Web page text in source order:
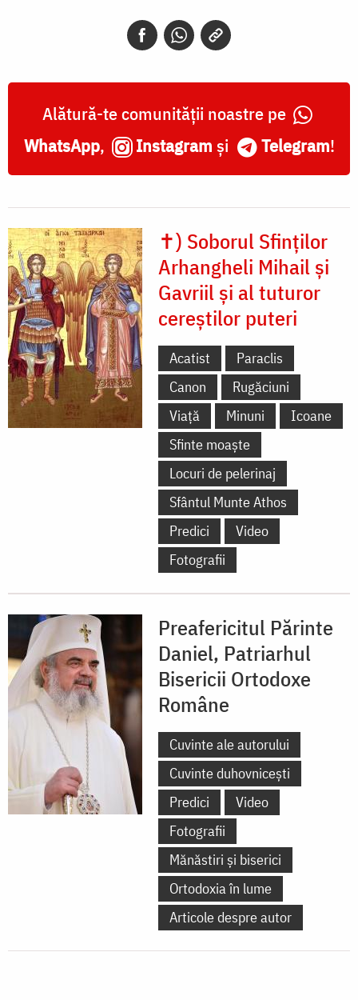
Alătură-te comunității noastre pe
WhatsApp, Instagram și Telegram!
✝) Soborul Sfinților
Arhangheli Mihail și
Gavriil și al tuturor
cereștilor puteri
Acatist
Paraclis
Canon
Rugăciuni
Viață
Minuni
Icoane
Sfinte moaște
Locuri de pelerinaj
Sfântul Munte Athos
Predici
Video
Fotografii
Preafericitul Părinte
Daniel, Patriarhul
Bisericii Ortodoxe
Române
Cuvinte ale autorului
Cuvinte duhovnicești
Predici
Video
Fotografii
Mănăstiri și biserici
Ortodoxia în lume
Articole despre autor